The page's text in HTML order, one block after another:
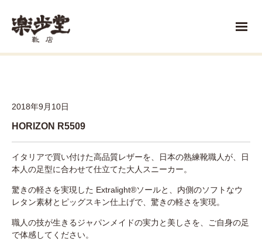
2018年9月10日
HORIZON R5509
イタリアで買い付けた高品質レザーを、日本の熟練靴職人が、日
本人の足型に合わせて仕立てた大人スニーカー。
驚きの軽さを実現した Extralight®ソールと、内側のソフトなウ
レタン素材とピッグスキン仕上げで、驚きの軽さを実現。
職人の技が生きるジャパンメイドの実力と美しさを、ご自身の足
で体感してください。